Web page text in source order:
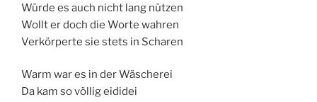
Würde es auch nicht lang nützen
Wollt er doch die Worte wahren
Verkörperte sie stets in Scharen
Warm war es in der Wäscherei
Da kam so völlig eididei